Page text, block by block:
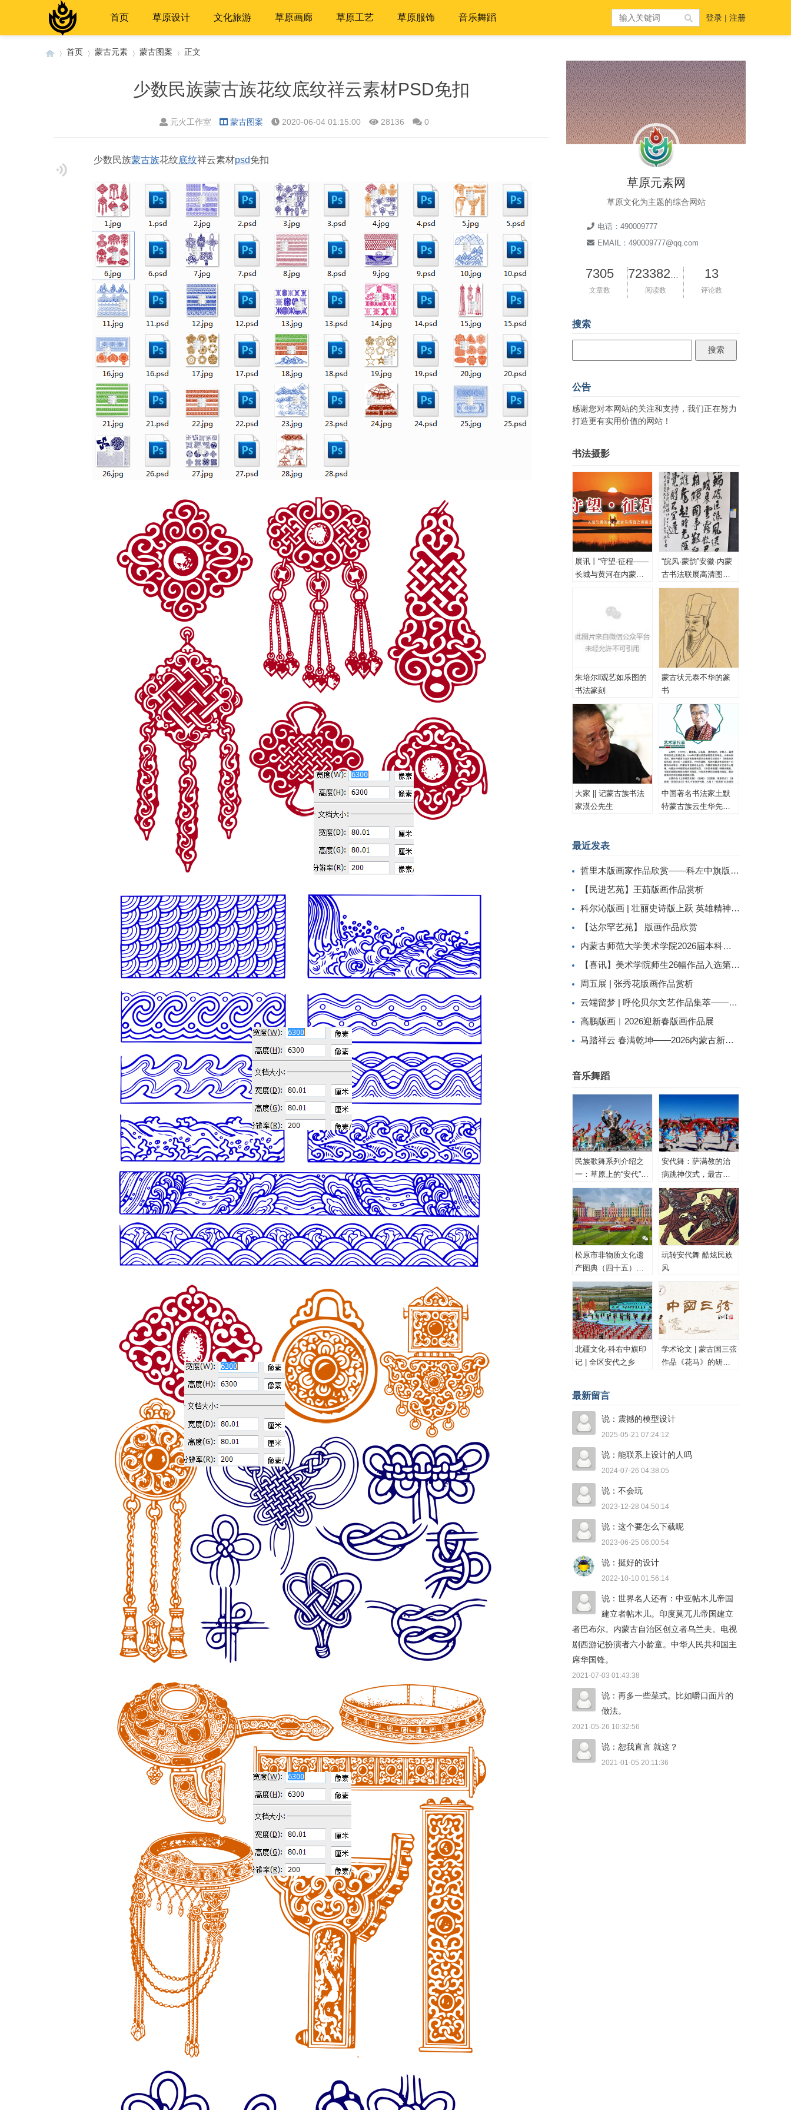
首页 草原设计 文化旅游 草原画廊 草原工艺 草原服饰 音乐舞蹈 登录 | 注册
首页 蒙古元素 蒙古图案 正文
少数民族蒙古族花纹底纹祥云素材PSD免扣
元火工作室 蒙古图案 2020-06-04 01:15:00 28136 0
少数民族蒙古族花纹底纹祥云素材psd免扣
草原元素网
草原文化为主题的综合网站
电话：490009777
EMAIL：490009777@qq.com
7305
文章数 阅读数
13
评论数
搜索
公告
感谢您对本网站的关注和支持，我们正在努力
打造更有实用价值的网站！
书法摄影
展讯丨“守望·征程——
长城与黄河在内蒙古
“皖风·蒙韵”安徽·内蒙
古书法联展高清图
（一、特邀作品）
朱培尔‖观艺如乐图的
书法篆刻
蒙古状元泰不华的篆
书
大家 || 记蒙古族书法
家漠公先生
中国著名书法家土默
特蒙古族云生华先生
最近发表
哲里木版画家作品欣赏——科左中旗版画家李忠斌作品赏析
【民进艺苑】王茹版画作品赏析
科尔沁版画 | 壮丽史诗版上跃 英雄精神画中传
【达尔罕艺苑】 版画作品欣赏
内蒙古师范大学美术学院2026届本科生毕业作品展美术学专业（版画方向）
【喜讯】美术学院师生26幅作品入选第二届内蒙古自治区小版画暨藏书票展
周五展 | 张秀花版画作品赏析
云端留梦 | 呼伦贝尔文艺作品集萃——姜识民版画选登
高鹏版画︱2026迎新春版画作品展
马踏祥云 春满乾坤——2026内蒙古新春民间工艺美术线上展（三）
音乐舞蹈
民族歌舞系列介绍之
一：草原上的“安代”和
安代舞
安代舞：萨满教的治
病跳神仪式，最古老
的心理治疗！
松原市非物质文化遗
产图典（四十五）蒙
古族安代舞
玩转安代舞 酷炫民族
风
北疆文化·科右中旗印
记 | 全区安代之乡
学术论文 | 蒙古国三弦
作品《花马》的研究
最新留言
说：震撼的模型设计
2025-05-21 07:24:12
说：能联系上设计的人吗
2024-07-26 04:38:05
说：不会玩
2023-12-28 04:50:14
说：这个要怎么下载呢
2023-06-25 06:00:54
说：挺好的设计
2022-10-10 01:56:14
说：世界名人还有：中亚帖木儿帝国
建立者帖木儿。印度莫兀儿帝国建立
者巴布尔。内蒙古自治区创立者乌兰夫。电视
剧西游记扮演者六小龄童。中华人民共和国主
席华国锋。
2021-07-03 01:43:38
说：再多一些菜式。比如嚼口面片的
做法。
2021-05-26 10:32:56
说：恕我直言 就这？
2021-01-05 20:11:36